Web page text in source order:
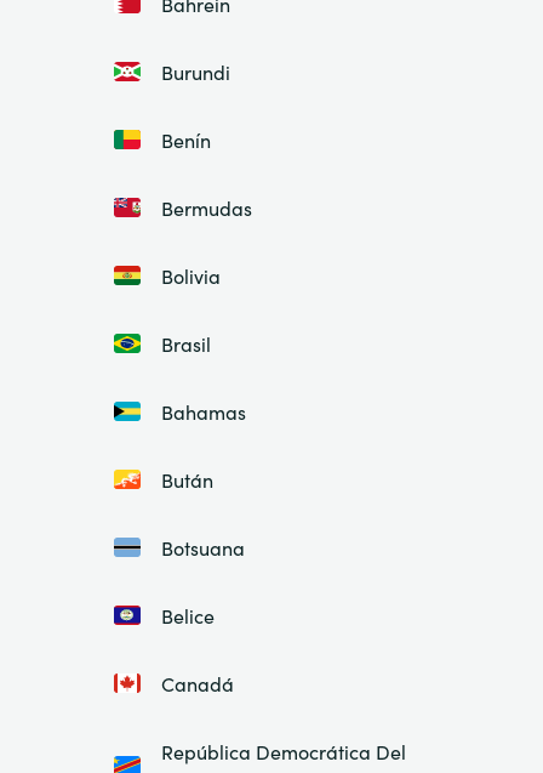
Burundi
Benín
Bermudas
Bolivia
Brasil
Bahamas
Bután
Botsuana
Belice
Canadá
República Democrática Del